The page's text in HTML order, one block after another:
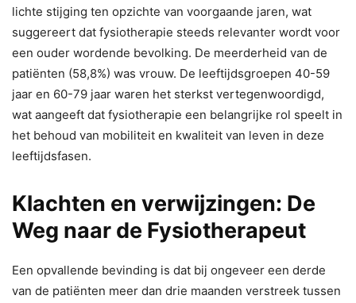
lichte stijging ten opzichte van voorgaande jaren, wat
suggereert dat fysiotherapie steeds relevanter wordt voor
een ouder wordende bevolking. De meerderheid van de
patiënten (58,8%) was vrouw. De leeftijdsgroepen 40-59
jaar en 60-79 jaar waren het sterkst vertegenwoordigd,
wat aangeeft dat fysiotherapie een belangrijke rol speelt in
het behoud van mobiliteit en kwaliteit van leven in deze
leeftijdsfasen.
Klachten en verwijzingen: De
Weg naar de Fysiotherapeut
Een opvallende bevinding is dat bij ongeveer een derde
van de patiënten meer dan drie maanden verstreek tussen